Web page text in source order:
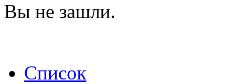
Вы не зашли.
Список